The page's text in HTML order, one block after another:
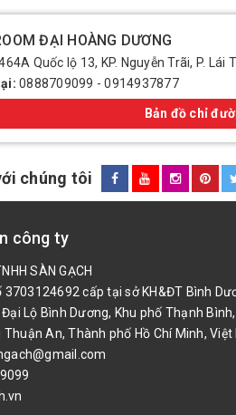
ĐẠI HOÀNG DƯƠNG
Quốc lộ 13, KP. Nguyễn Trãi, P. Lái
0888709099 -0914937877
Bản đồ chỉ
chúng tôi
công ty
SÀN GẠCH
3703124692 cấp tại sở KH&ĐT Bình
Lộ Bình Dương, Khu phố Thạnh Bình,
An, Thành phố Hồ Chí Minh, Việt